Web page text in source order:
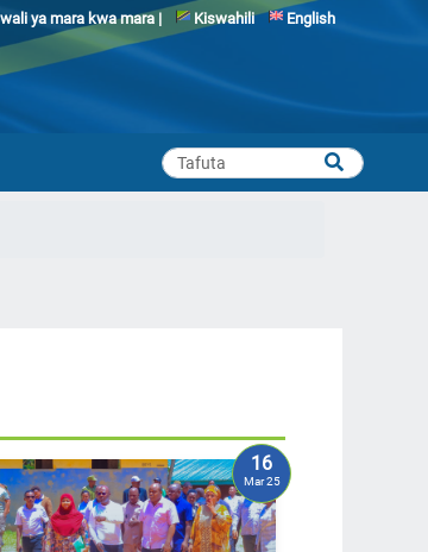
English
Kiswahili
ya mara kwa mara |
16
Mar 25